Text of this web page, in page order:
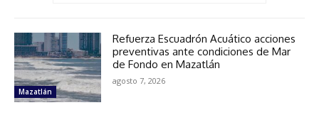
Mazatlán
Refuerza Escuadrón Acuático acciones
preventivas ante condiciones de Mar
de Fondo en Mazatlán
agosto 7, 2026